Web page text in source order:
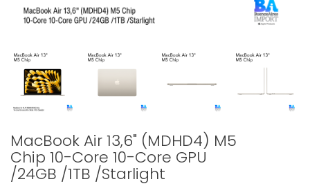
MacBook Air 13,6" (MDHD4) M5
Chip 10-Core 10-Core GPU
/24GB /1TB /Starlight